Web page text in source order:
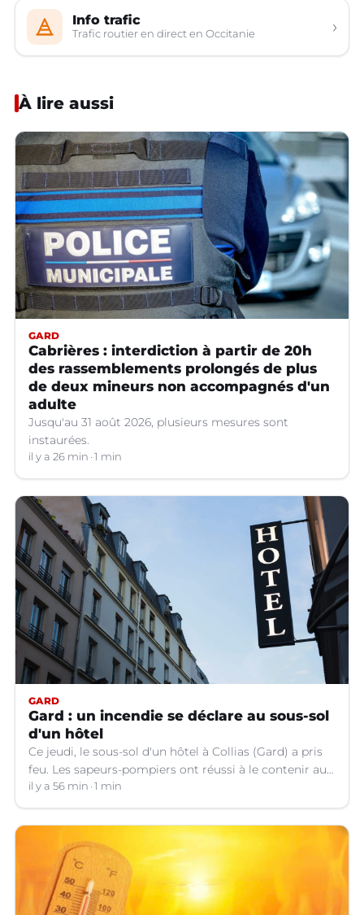
Info trafic
Trafic routier en direct en Occitanie ›
À lire aussi
GARD
Cabrières : interdiction à partir de 20h
des rassemblements prolongés de plus
de deux mineurs non accompagnés d'un
adulte
Jusqu'au 31 août 2026, plusieurs mesures sont
instaurées.
il y a 26 min 1 min
GARD
Gard : un incendie se déclare au sous-sol
d'un hôtel
Ce jeudi, le sous-sol d'un hôtel à Collias (Gard) a pris
feu. Les sapeurs-pompiers ont réussi à le contenir au
niveau de la buanderie.
il y a 56 min 1 min